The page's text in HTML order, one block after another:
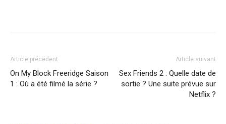
Article précédent
On My Block Freeridge Saison
1 : Où a été filmé la série ?
Article suivant
Sex Friends 2 : Quelle date de
sortie ? Une suite prévue sur
Netflix ?